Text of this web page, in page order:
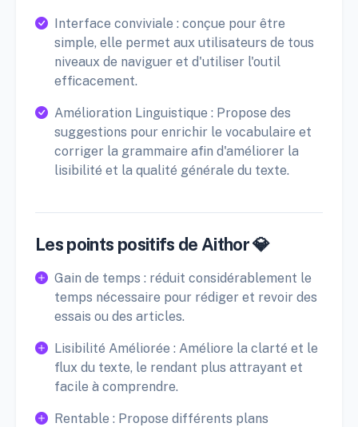
Interface conviviale : conçue pour être
simple, elle permet aux utilisateurs de tous
niveaux de naviguer et d'utiliser l'outil
efficacement.
Amélioration Linguistique : Propose des
suggestions pour enrichir le vocabulaire et
corriger la grammaire afin d'améliorer la
lisibilité et la qualité générale du texte.
Les points positifs de Aithor 💎
Gain de temps : réduit considérablement le
temps nécessaire pour rédiger et revoir des
essais ou des articles.
Lisibilité Améliorée : Améliore la clarté et le
flux du texte, le rendant plus attrayant et
facile à comprendre.
Rentable : Propose différents plans